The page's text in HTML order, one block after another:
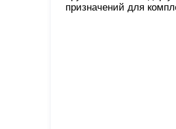
призначений для